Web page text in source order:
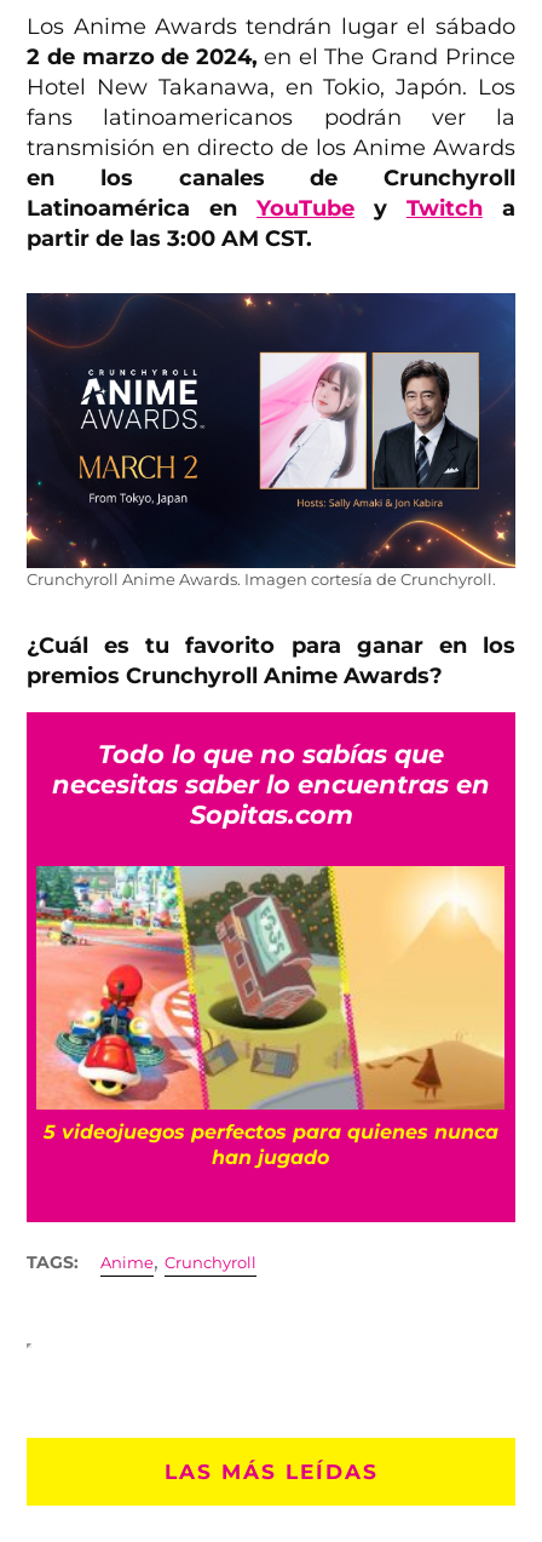
Los Anime Awards tendrán lugar el sábado
2 de marzo de 2024, en el The Grand Prince
Hotel New Takanawa, en Tokio, Japón. Los
fans latinoamericanos podrán ver la
transmisión en directo de los Anime Awards
en los canales de Crunchyroll
Latinoamérica enYouTube y Twitcha
partir de las 3:00 AM CST.
Crunchyroll Anime Awards. Imagen cortesía de Crunchyroll.
¿Cuál es tu favorito para ganar en los
premios Crunchyroll Anime Awards?
Todo lo que no sabías que
necesitas saber lo encuentras en
Sopitas.com
5 videojuegos perfectos para quienes nunca
han jugado
TAGS: Anime,Crunchyroll
LAS MÁS LEÍDAS